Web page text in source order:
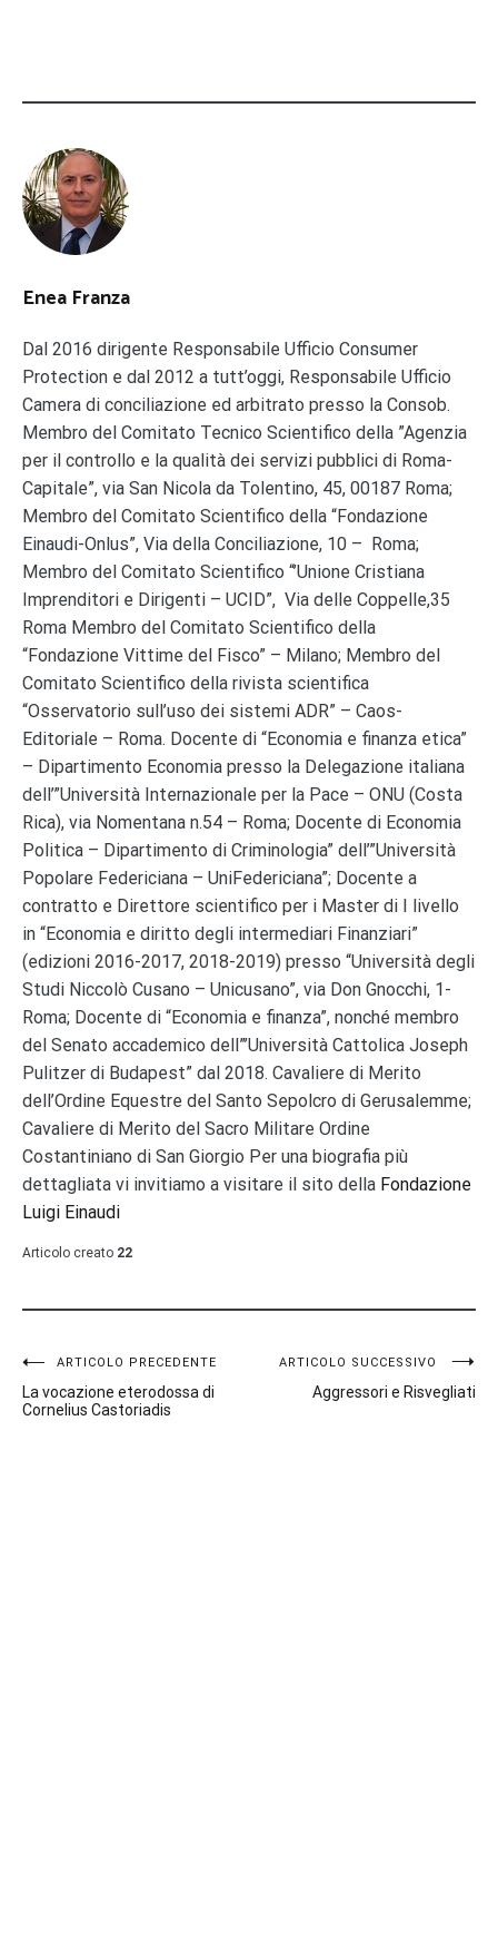
Enea Franza
Dal 2016 dirigente Responsabile Ufficio Consumer
Protection e dal 2012 a tutt’oggi, Responsabile Ufficio
Camera di conciliazione ed arbitrato presso la Consob.
Membro del Comitato Tecnico Scientifico della ”Agenzia
per il controllo e la qualità dei servizi pubblici di Roma-
Capitale”, via San Nicola da Tolentino, 45, 00187 Roma;
Membro del Comitato Scientifico della “Fondazione
Einaudi-Onlus”, Via della Conciliazione, 10 – Roma;
Membro del Comitato Scientifico “’Unione Cristiana
Imprenditori e Dirigenti – UCID”, Via delle Coppelle,35
Roma Membro del Comitato Scientifico della
“Fondazione Vittime del Fisco” – Milano; Membro del
Comitato Scientifico della rivista scientifica
“Osservatorio sull’uso dei sistemi ADR” – Caos-
Editoriale – Roma. Docente di “Economia e finanza etica”
– Dipartimento Economia presso la Delegazione italiana
dell’”Università Internazionale per la Pace – ONU (Costa
Rica), via Nomentana n.54 – Roma; Docente di Economia
Politica – Dipartimento di Criminologia” dell’”Università
Popolare Federiciana – UniFedericiana”; Docente a
contratto e Direttore scientifico per i Master di I livello
in “Economia e diritto degli intermediari Finanziari”
(edizioni 2016-2017, 2018-2019) presso “Università degli
Studi Niccolò Cusano – Unicusano”, via Don Gnocchi, 1-
Roma; Docente di “Economia e finanza”, nonché membro
del Senato accademico dell”’Università Cattolica Joseph
Pulitzer di Budapest” dal 2018. Cavaliere di Merito
dell’Ordine Equestre del Santo Sepolcro di Gerusalemme;
Cavaliere di Merito del Sacro Militare Ordine
Costantiniano di San Giorgio Per una biografia più
dettagliata vi invitiamo a visitare il sito della Fondazione
Luigi Einaudi
Articolo creato 22
Navigazione
articoli
ARTICOLO PRECEDENTE
La vocazione eterodossa di
Cornelius Castoriadis
ARTICOLO SUCCESSIVO
Aggressori e Risvegliati